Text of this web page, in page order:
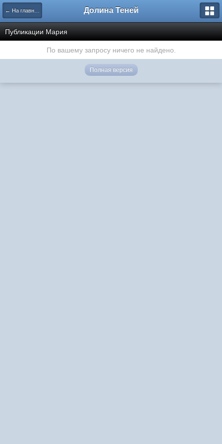
← На главную Долина Теней
Публикации Мария
По вашему запросу ничего не найдено.
Полная версия